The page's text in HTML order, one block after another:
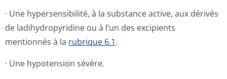
· Une hypersensibilité, à la substance active, aux dérivés
de ladihydropyridine ou à l’un des excipients
mentionnés à la rubrique 6.1.
· Une hypotension sévère.